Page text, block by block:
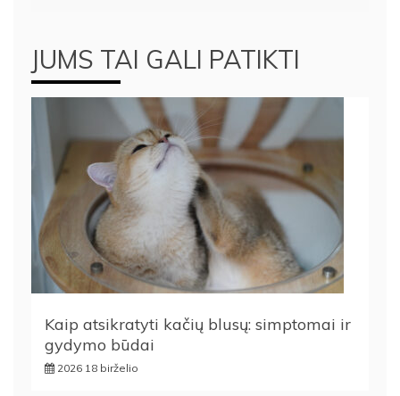
JUMS TAI GALI PATIKTI
Kaip atsikratyti kačių blusų: simptomai ir
gydymo būdai
2026 18 birželio